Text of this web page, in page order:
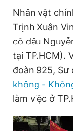
Thông tin tòa
Đọc Thanh
Nhân vật
Trịnh Xuân
cô dâu
tại TP.HCM).
đoàn 925, Sư
không -
làm việc ở